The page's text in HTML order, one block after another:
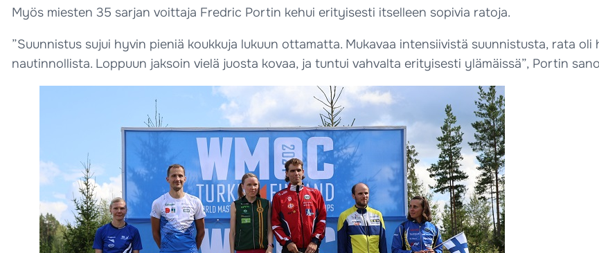
Myös miesten 35 sarjan voittaja Fredric Portin kehui erityisesti itselleen sopivia ratoja.
”Suunnistus sujui hyvin pieniä koukkuja lukuun ottamatta. Mukavaa intensiivistä suunnistusta, rata
nautinnollista. Loppuun jaksoin vielä juosta kovaa, ja tuntui vahvalta erityisesti ylämäissä”, Portin